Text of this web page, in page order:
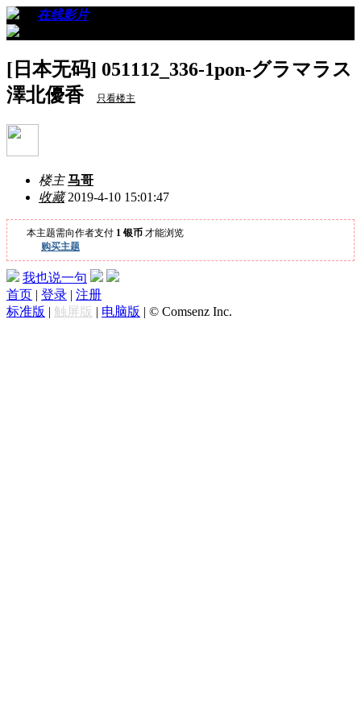
在线影片
[日本无码] 051112_336-1pon-グラマラス
澤北優香
只看楼主
楼主 马哥
收藏2019-4-10 15:01:47
本主题需向作者支付 1 银币 才能浏览
购买主题
我也说一句
首页 | 登录 | 注册
标准版 | 触屏版 | 电脑版 | © Comsenz Inc.